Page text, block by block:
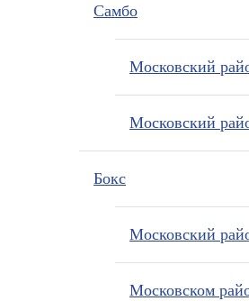
Самбо
Московский
Московский
Бокс
Московский
Московском